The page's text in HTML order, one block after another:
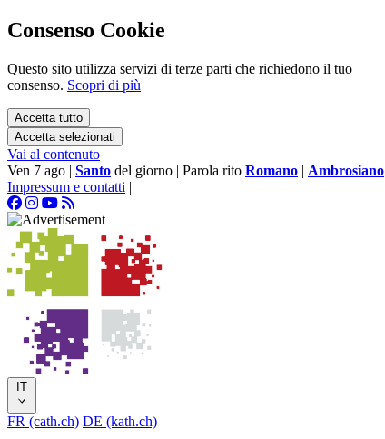
Consenso Cookie
Questo sito utilizza servizi di terze parti che richiedono il tuo
consenso. Scopri di più
Accetta tutto
Accetta selezionati
Vai al contenuto
Ven 7 ago | Santo del giorno | Parola rito Romano | Ambrosiano
Impressum e contatti |
IT
FR (cath.ch) DE (kath.ch)